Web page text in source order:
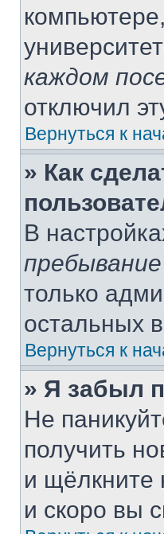
каждом
отключил
Вернуться к
» Как
В
только
остальных
Вернуться к
» Я забыл
Не
получить
и щёлкните
и скоро вы